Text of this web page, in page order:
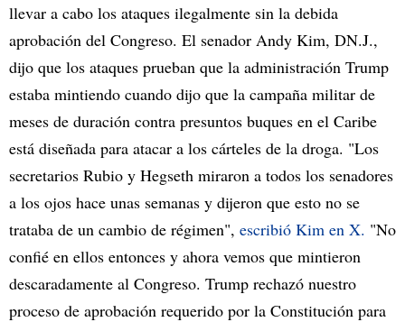
llevar a cabo los ataques ilegalmente sin la debida
aprobación del Congreso. El senador Andy Kim, DN.J.,
dijo que los ataques prueban que la administración Trump
estaba mintiendo cuando dijo que la campaña militar de
meses de duración contra presuntos buques en el Caribe
está diseñada para atacar a los cárteles de la droga. "Los
secretarios Rubio y Hegseth miraron a todos los senadores
a los ojos hace unas semanas y dijeron que esto no se
trataba de un cambio de régimen", escribió Kim en X. "No
confié en ellos entonces y ahora vemos que mintieron
descaradamente al Congreso. Trump rechazó nuestro
proceso de aprobación requerido por la Constitución para